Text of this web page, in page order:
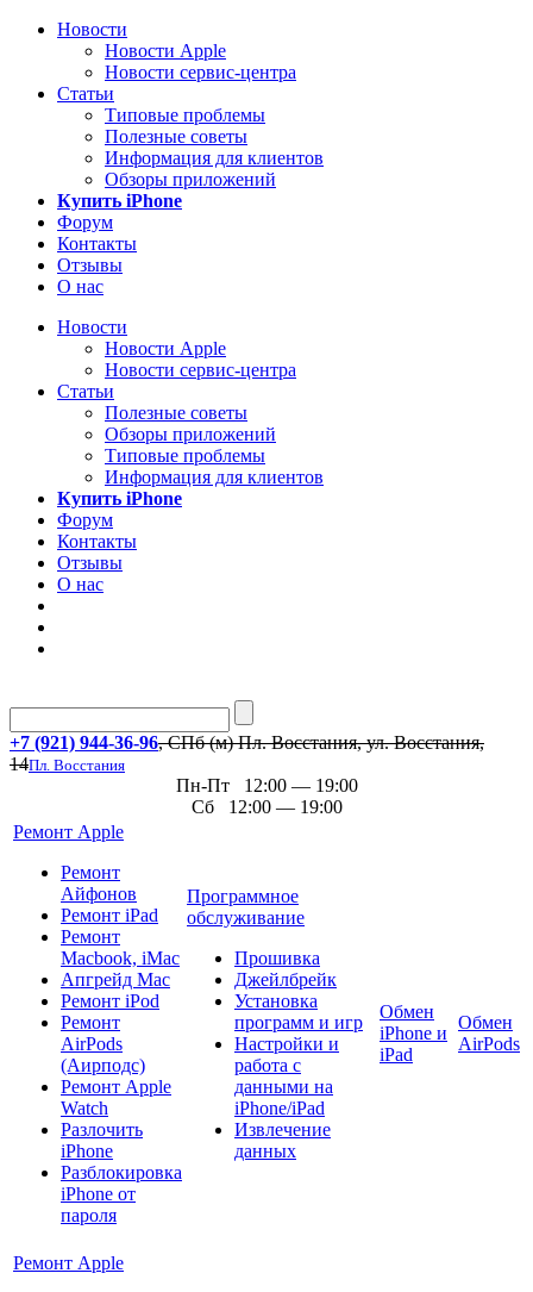
Новости
Новости Apple
Новости сервис-центра
Статьи
Типовые проблемы
Полезные советы
Информация для клиентов
Обзоры приложений
Купить iPhone
Форум
Контакты
Отзывы
О нас
Новости
Новости Apple
Новости сервис-центра
Статьи
Полезные советы
Обзоры приложений
Типовые проблемы
Информация для клиентов
Купить iPhone
Форум
Контакты
Отзывы
О нас
+7 (921) 944-36-96, СПб (м) Пл. Восстания, ул. Восстания,
14Пл. Восстания
Пн-Пт 12:00 — 19:00
Сб 12:00 — 19:00
Ремонт Apple
Ремонт
Айфонов
Ремонт iPad
Ремонт
Macbook, iMac
Апгрейд Mac
Ремонт iPod
Ремонт
AirPods
(Аирподс)
Ремонт Apple
Watch
Разлочить
iPhone
Разблокировка
iPhone от
пароля
Программное
обслуживание
Прошивка
Джейлбрейк
Установка
программ и игр
Настройки и
работа с
данными на
iPhone/iPad
Извлечение
данных
Обмен
iPhone и
iPad
Обмен
AirPods
Ремонт Apple